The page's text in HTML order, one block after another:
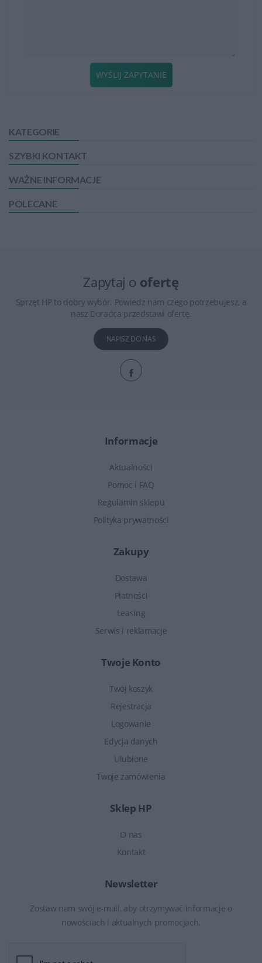
KATEGORIE
SZYBKI KONTAKT
WAŻNE INFORMACJE
POLECANE
WYŚLIJ ZAPYTANIE
Zapytaj o ofertę
Sprzęt HP to dobry wybór. Powiedz nam czego potrzebujesz, a
nasz Doradca przedstawi ofertę.
NAPISZ DO NAS
Informacje
Aktualności
Pomoc i FAQ
Regulamin sklepu
Polityka prywatności
Zakupy
Dostawa
Płatności
Leasing
Serwis i reklamacje
Twoje Konto
Twój koszyk
Rejestracja
Logowanie
Edycja danych
Ulubione
Twoje zamówienia
Sklep HP
O nas
Kontakt
Newsletter
Zostaw nam swój e-mail, aby otrzymywać informacje o
nowościach i aktualnych promocjach.